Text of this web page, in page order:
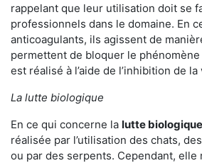
rappelant que leur utilisation doit se
professionnels dans le domaine. En
anticoagulants, ils agissent de
permettent de bloquer le
est réalisé à l’aide de l’inhibition de la
La lutte biologique
En ce qui concerne la lutte biologique
réalisée par l’utilisation des chats,
ou par des serpents. Cependant, elle